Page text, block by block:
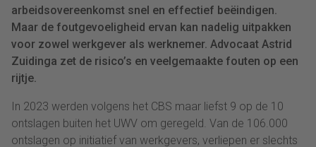
arbeidsovereenkomst snel en effectief beëindigen.
Maar de foutgevoeligheid ervan kan nadelig uitpakken
voor zowel werkgever als werknemer. Advocaat Astrid
Zuidinga zet de risico’s en veelgemaakte fouten op een
rijtje.
In 2023 werden volgens het CBS maar liefst 9 op de 10
ontslagen buiten het UWV om geregeld. Van de 106.000
ontslagen op initiatief van werkgevers, verliepen er slechts